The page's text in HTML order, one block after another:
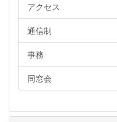
アクセス
通信制
事務
同窓会